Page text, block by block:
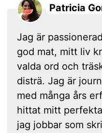
Patricia
Jag är
god mat, mitt liv
valda ord och
disträ. Jag är
med många års
hittat mitt
jag jobbar som